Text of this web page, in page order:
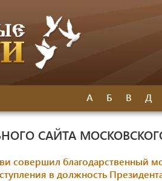
А Б В Д
САЙТА
совершил благодарственный
в должность